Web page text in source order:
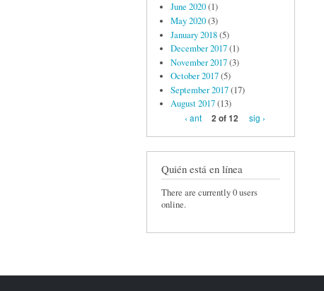
June 2020(1)
May 2020(3)
January 2018(5)
December 2017(1)
November 2017(3)
October 2017(5)
September 2017(17)
August 2017(13)
‹ ant
2 of 12 sig ›
Quién está en línea
There are currently 0 users
online.